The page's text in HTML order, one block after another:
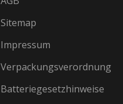
Sitemap
Impressum
Verpackungsverordnung
Batteriegesetzhinweise